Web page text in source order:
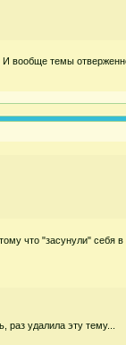
вообще темы
что "засунули" себя
раз удалила эту тему...